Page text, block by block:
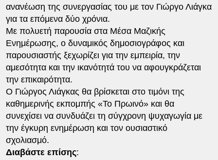
ανανέωση της συνεργασίας του με τον Γιώργο Λιάγκα
για τα επόμενα δύο χρόνια.
Με πολυετή παρουσία στα Μέσα Μαζικής
Ενημέρωσης, ο δυναμικός δημοσιογράφος και
παρουσιαστής ξεχωρίζει για την εμπειρία, την
αμεσότητα και την ικανότητά του να αφουγκράζεται
την επικαιρότητα.
Ο Γιώργος Λιάγκας θα βρίσκεται στο τιμόνι της
καθημερινής εκπομπής «Το Πρωινό» και θα
συνεχίσει να συνδυάζει τη σύγχρονη ψυχαγωγία με
την έγκυρη ενημέρωση και τον ουσιαστικό
σχολιασμό.
Διαβάστε επίσης: